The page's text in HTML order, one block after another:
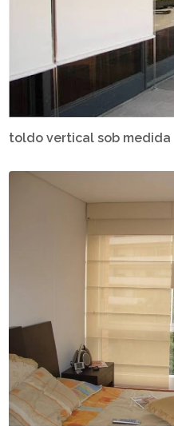
toldo vertical sob medida